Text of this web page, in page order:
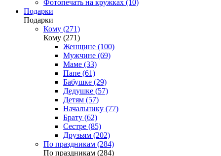
Фотопечать на кружках (10)
Подарки
Подарки
Кому (271)
Кому (271)
Женщине (100)
Мужчине (69)
Маме (33)
Папе (61)
Бабушке (29)
Дедушке (57)
Детям (57)
Начальнику (77)
Брату (62)
Сестре (85)
Друзьям (202)
По праздникам (284)
По праздникам (284)